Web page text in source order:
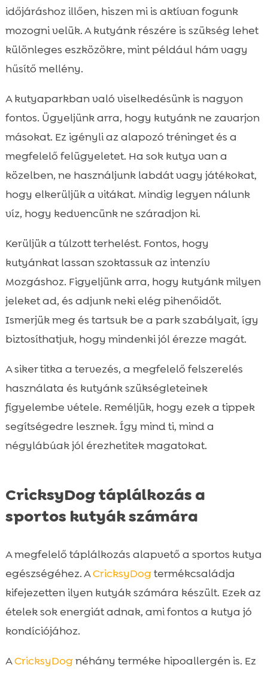
időjáráshoz illően, hiszen mi is aktívan fogunk
mozogni velük. A kutyánk részére is szükség lehet
különleges eszközökre, mint például hám vagy
hűsítő mellény.
A kutyaparkban való viselkedésünk is nagyon
fontos. Ügyeljünk arra, hogy kutyánk ne zavarjon
másokat. Ez igényli az alapozó tréninget és a
megfelelő felügyeletet. Ha sok kutya van a
közelben, ne használjunk labdát vagy játékokat,
hogy elkerüljük a vitákat. Mindig legyen nálunk
víz, hogy kedvencünk ne száradjon ki.
Kerüljük a túlzott terhelést. Fontos, hogy
kutyánkat lassan szoktassuk az intenzív
Mozgáshoz. Figyeljünk arra, hogy kutyánk milyen
jeleket ad, és adjunk neki elég pihenőidőt.
Ismerjük meg és tartsuk be a park szabályait, így
biztosíthatjuk, hogy mindenki jól érezze magát.
A siker titka a tervezés, a megfelelő felszerelés
használata és kutyánk szükségleteinek
figyelembe vétele. Reméljük, hogy ezek a tippek
segítségedre lesznek. Így mind ti, mind a
négylábúak jól érezhetitek magatokat.
CricksyDog táplálkozás a
sportos kutyák számára
A megfelelő táplálkozás alapvető a sportos kutya
egészségéhez. ACricksyDogtermékcsaládja
kifejezetten ilyen kutyák számára készült. Ezek az
ételek sok energiát adnak, ami fontos a kutya jó
kondíciójához.
ACricksyDognéhány terméke hipoallergén is. Ez